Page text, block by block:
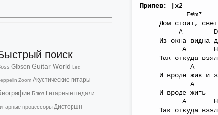
поиск
Gibson Guitar World Led
Zoom Акустические гитары
Блюз Гитарные педали
процессоры Дисторшн
Припев: |х2
F#m7
Дом стоит, свет
A D
Из окна видна
A Hm
Так откуда
A
И вроде жив и
A
И вроде жить –
A Hm
Так откуда